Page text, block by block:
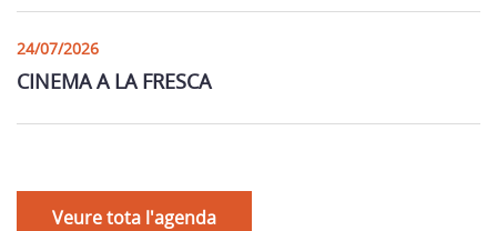
24/07/2026
CINEMA A LA FRESCA
Veure tota l'agenda